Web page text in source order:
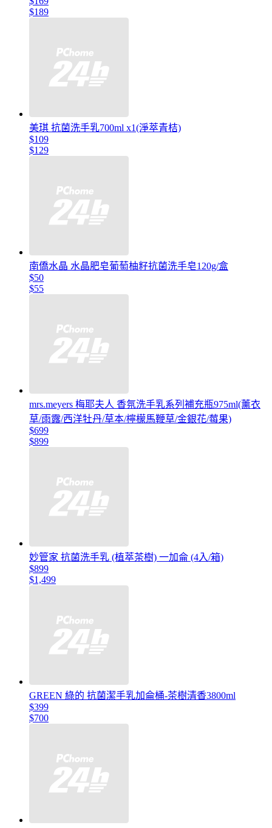
$189
美琪 抗菌洗手乳700ml x1(淨萃青桔)
$109
$129
南僑水晶 水晶肥皂葡萄柚籽抗菌洗手皂120g/盒
$50
$55
mrs.meyers 梅耶夫人 香氛洗手乳系列補充瓶975ml(薰衣
草/雨露/西洋牡丹/草本/檸檬馬鞭草/金銀花/莓果)
$699
$899
妙管家 抗菌洗手乳 (植萃茶樹) 一加侖 (4入/箱)
$899
$1,499
GREEN 綠的 抗菌潔手乳加侖桶-茶樹清香3800ml
$399
$700